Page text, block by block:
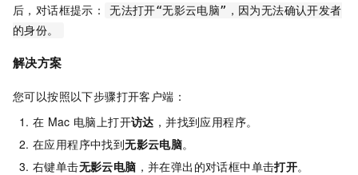
后，对话框提示：
无法打开“无影云电脑”，因为无法确认开发者
的身份。
解决方案
您可以按照以下步骤打开客户端：
在 Mac 电脑上打开访达 ，并找到应用程序。
在应用程序中找到无影云电脑。
右键单击无影云电脑 ，并在弹出的对话框中单击打开。